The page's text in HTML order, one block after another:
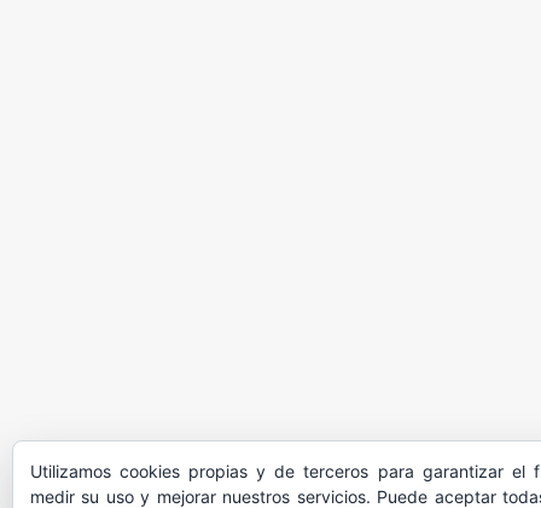
Utilizamos cookies propias y de terceros para garantizar el
medir su uso y mejorar nuestros servicios. Puede aceptar